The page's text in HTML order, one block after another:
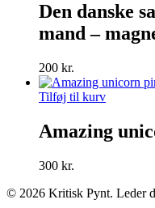
flere
på
Den danske
mand –
200 kr.
Tilføj til kurv
Amazing
300 kr.
© 2026 Kritisk Pynt. Leder